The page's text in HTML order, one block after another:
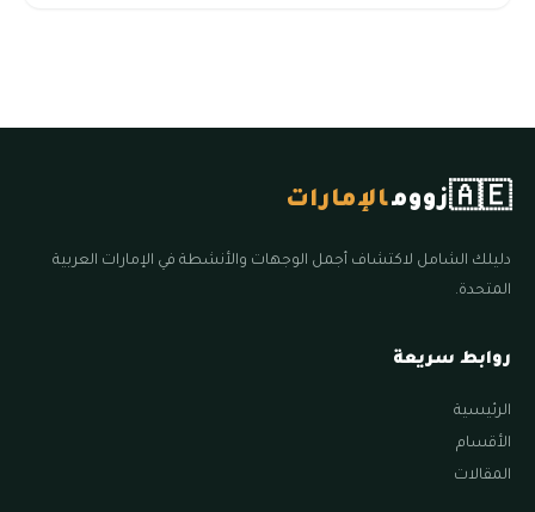
🇦🇪زوومالإمارات
دليلك الشامل لاكتشاف أجمل الوجهات والأنشطة في الإمارات العربية
المتحدة.
روابط سريعة
الرئيسية
الأقسام
المقالات